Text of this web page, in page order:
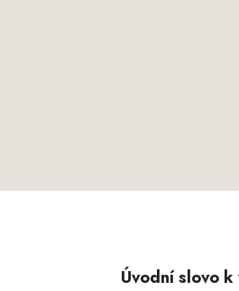
Úvodní slovo